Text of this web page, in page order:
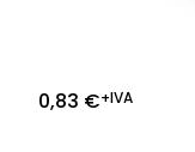
0,83 €+IVA